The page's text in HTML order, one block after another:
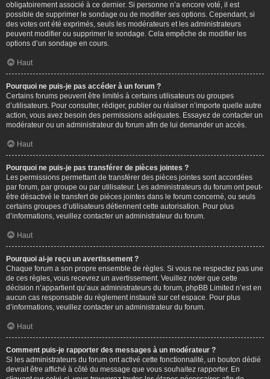
obligatoirement associé à ce dernier. Si personne n’a encore voté, il est
possible de supprimer le sondage ou de modifier ses options. Cependant, si
des votes ont été exprimés, seuls les modérateurs et les administrateurs
peuvent modifier ou supprimer le sondage. Cela empêche de modifier les
options d’un sondage en cours.
Haut
Pourquoi ne puis-je pas accéder à un forum ?
Certains forums peuvent être limités à certains utilisateurs ou groupes
d’utilisateurs. Pour consulter, rédiger, publier ou réaliser n’importe quelle autre
action, vous avez besoin des permissions adéquates. Essayez de contacter un
modérateur ou un administrateur du forum afin de lui demander un accès.
Haut
Pourquoi ne puis-je pas transférer de pièces jointes ?
Les permissions permettant de transférer des pièces jointes sont accordées
par forum, par groupe ou par utilisateur. Les administrateurs du forum ont peut-
être désactivé le transfert de pièces jointes dans le forum concerné, ou seuls
certains groupes d’utilisateurs détiennent cette autorisation. Pour plus
d’informations, veuillez contacter un administrateur du forum.
Haut
Pourquoi ai-je reçu un avertissement ?
Chaque forum a son propre ensemble de règles. Si vous ne respectez pas une
de ces règles, vous recevrez un avertissement. Veuillez noter que cette
décision n’appartient qu’aux administrateurs du forum, phpBB Limited n’est en
aucun cas responsable du règlement instauré sur cet espace. Pour plus
d’informations, veuillez contacter un administrateur du forum.
Haut
Comment puis-je rapporter des messages à un modérateur ?
Si les administrateurs du forum ont activé cette fonctionnalité, un bouton dédié
devrait être affiché à côté du message que vous souhaitez rapporter. En